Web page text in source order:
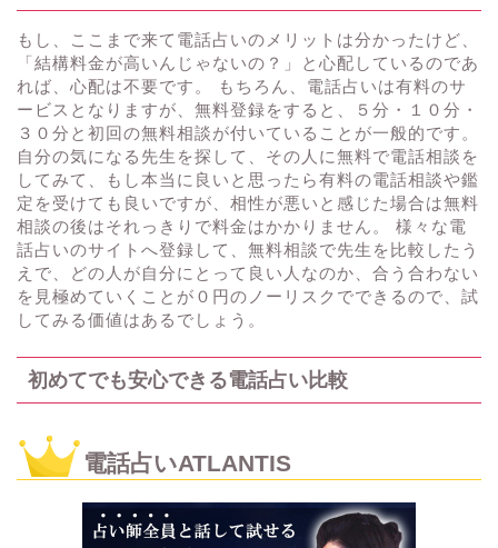
もし、ここまで来て電話占いのメリットは分かったけど、
「結構料金が高いんじゃないの？」と心配しているのであ
れば、心配は不要です。 もちろん、電話占いは有料のサ
ービスとなりますが、無料登録をすると、５分・１０分・
３０分と初回の無料相談が付いていることが一般的です。
自分の気になる先生を探して、その人に無料で電話相談を
してみて、もし本当に良いと思ったら有料の電話相談や鑑
定を受けても良いですが、相性が悪いと感じた場合は無料
相談の後はそれっきりで料金はかかりません。 様々な電
話占いのサイトへ登録して、無料相談で先生を比較したう
えで、どの人が自分にとって良い人なのか、合う合わない
を見極めていくことが０円のノーリスクでできるので、試
してみる価値はあるでしょう。
初めてでも安心できる電話占い比較
電話占いATLANTIS